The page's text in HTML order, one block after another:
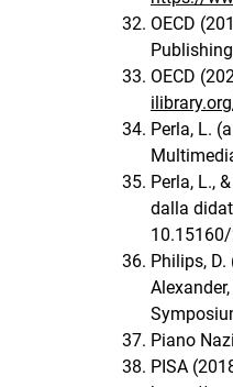
OECD
OECD
Perla, L.
Perla, L.,
dalla
Philips,
Piano
PISA